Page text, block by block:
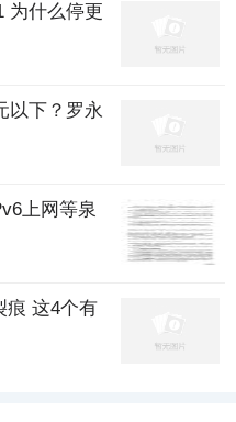
为什么停更
以下？罗永
上网等泉
痕 这4个有